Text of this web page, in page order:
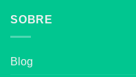
SOBRE
Blog